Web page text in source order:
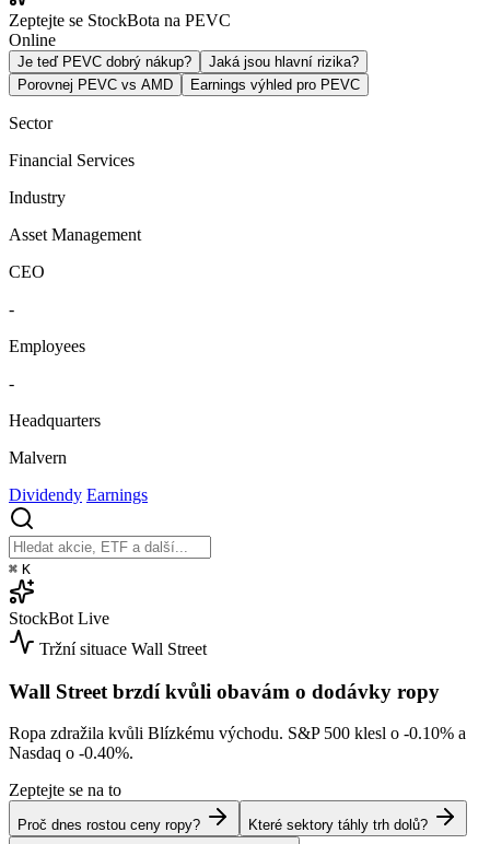
Zeptejte se StockBota na PEVC
Online
Je teď PEVC dobrý nákup?
Jaká jsou hlavní rizika?
Porovnej PEVC vs AMD
Earnings výhled pro PEVC
Sector
Financial Services
Industry
Asset Management
CEO
-
Employees
-
Headquarters
Malvern
Dividendy Earnings
⌘ K
StockBot Live
Tržní situace Wall Street
Wall Street brzdí kvůli obavám o dodávky ropy
Ropa zdražila kvůli Blízkému východu. S&P 500 klesl o -0.10% a
Nasdaq o -0.40%.
Zeptejte se na to
Proč dnes rostou ceny ropy? Které sektory táhly trh dolů?